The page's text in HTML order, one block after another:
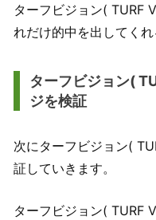
ターフビジョン( TURF
れだけ的中を出してくれ
ターフビジョン(
ジを検証
次にターフビジョン(
証していきます。
ターフビジョン( TURF